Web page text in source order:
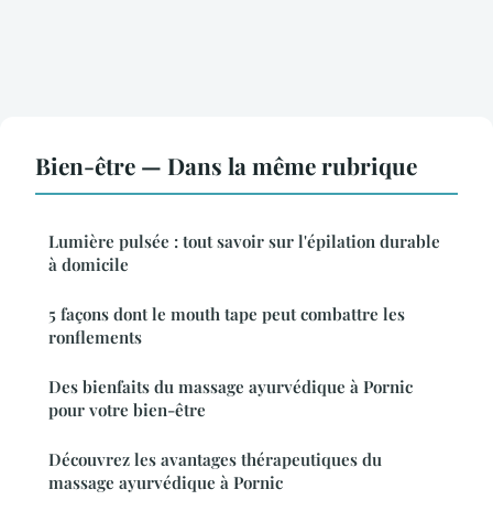
Bien-être — Dans la même rubrique
Lumière pulsée : tout savoir sur l'épilation durable
à domicile
5 façons dont le mouth tape peut combattre les
ronflements
Des bienfaits du massage ayurvédique à Pornic
pour votre bien-être
Découvrez les avantages thérapeutiques du
massage ayurvédique à Pornic